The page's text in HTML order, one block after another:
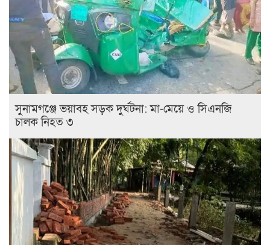
সুনামগঞ্জে ভয়াবহ সড়ক দুর্ঘটনা: মা-মেয়ে ও সিএনজি
চালক নিহত ৩